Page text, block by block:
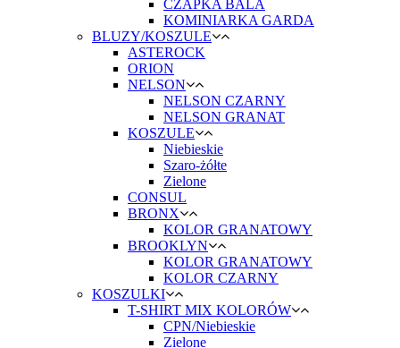
CZAPKA BALA
KOMINIARKA GARDA
BLUZY/KOSZULE
ASTEROCK
ORION
NELSON
NELSON CZARNY
NELSON GRANAT
KOSZULE
Niebieskie
Szaro-żółte
Zielone
CONSUL
BRONX
KOLOR GRANATOWY
BROOKLYN
KOLOR GRANATOWY
KOLOR CZARNY
KOSZULKI
T-SHIRT MIX KOLORÓW
CPN/Niebieskie
Zielone